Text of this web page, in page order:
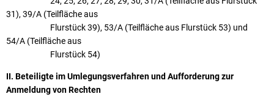
31), 39/A (Teilfläche aus
Flurstück 39), 53/A (Teilfläche aus Flurstück 53) und
54/A (Teilfläche aus
Flurstück 54)
II. Beteiligte im Umlegungsverfahren und Aufforderung zur
Anmeldung von Rechten